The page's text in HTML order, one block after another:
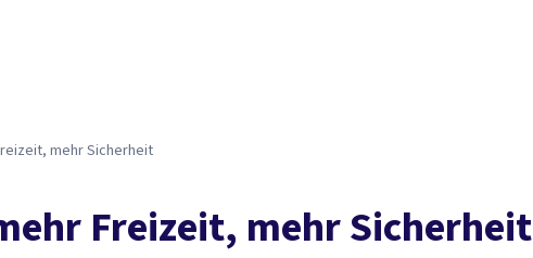
mehr Sicherheit
Freizeit, mehr Sicherheit